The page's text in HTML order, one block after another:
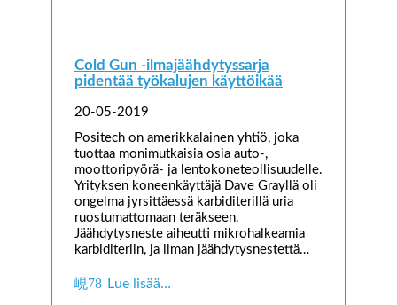
Cold Gun -ilmajäähdytyssarja
pidentää työkalujen käyttöikää
20-05-2019
Positech on amerikkalainen yhtiö, joka
tuottaa monimutkaisia osia auto-,
moottoripyörä- ja lentokoneteollisuudelle.
Yrityksen koneenkäyttäjä Dave Grayllä oli
ongelma jyrsittäessä karbiditerillä uria
ruostumattomaan teräkseen.
Jäähdytysneste aiheutti mikrohalkeamia
karbiditeriin, ja ilman jäähdytysnestettä…
Lue lisää…